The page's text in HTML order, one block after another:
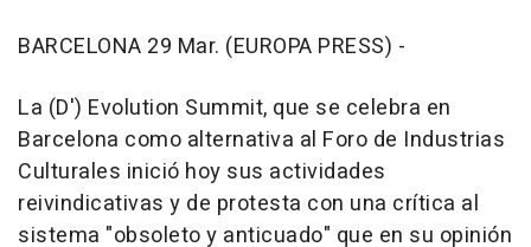
BARCELONA 29 Mar. (EUROPA PRESS) -
La (D') Evolution Summit, que se celebra en
Barcelona como alternativa al Foro de Industrias
Culturales inició hoy sus actividades
reivindicativas y de protesta con una crítica al
sistema "obsoleto y anticuado" que en su opinión